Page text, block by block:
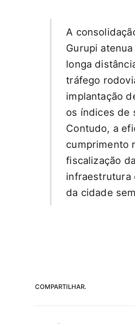
A
Gurupi
longa
tráfego
implantação
os índices de
Contudo, a
cumprimento
fiscalização
infraestrutura
da cidade
COMPARTILHAR.